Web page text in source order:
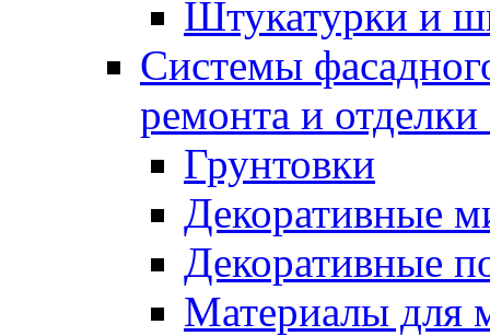
Штукатурки и
Системы
ремонта и отделки
Грунтовки
Декоративные
Декоративные
Материалы для